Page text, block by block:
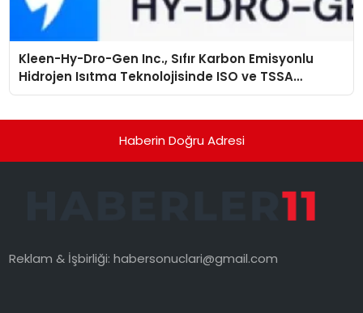
Kleen-Hy-Dro-Gen Inc., Sıfır Karbon Emisyonlu
Hidrojen Isıtma Teknolojisinde ISO ve TSSA
Düzenleyici Onaylarını Aldı
Haberin Doğru Adresi
Reklam & İşbirliği:habersonuclari@gmail.com